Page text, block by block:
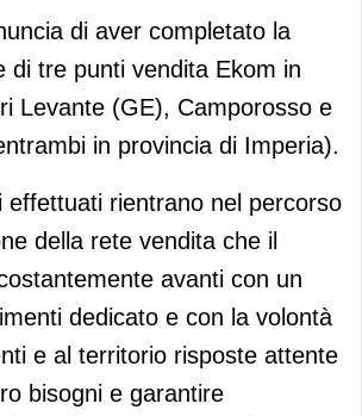
tre punti vendita in
di aver completato la
di tre punti vendita Ekom in
Levante (GE), Camporosso e
in provincia di Imperia).
effettuati rientrano nel percorso
della rete vendita che il
avanti con un
dedicato e con la volontà
e al territorio risposte attente
bisogni e garantire